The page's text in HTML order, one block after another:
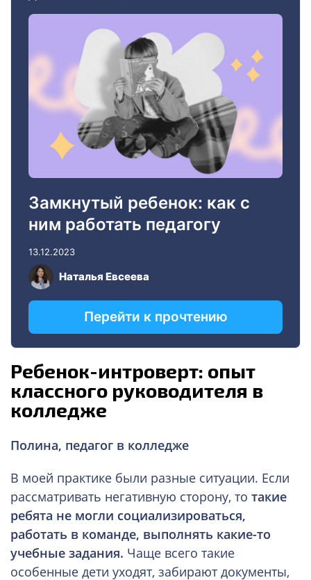
Ребенок-интроверт: опыт
классного руководителя в
колледже
Полина, педагог в колледже
В моей практике были разные ситуации. Если
рассматривать негативную сторону, то такие
ребята не могли социализироваться,
работать в команде, выполнять какие-то
учебные задания. Чаще всего такие
особенные дети уходят, забирают документы,